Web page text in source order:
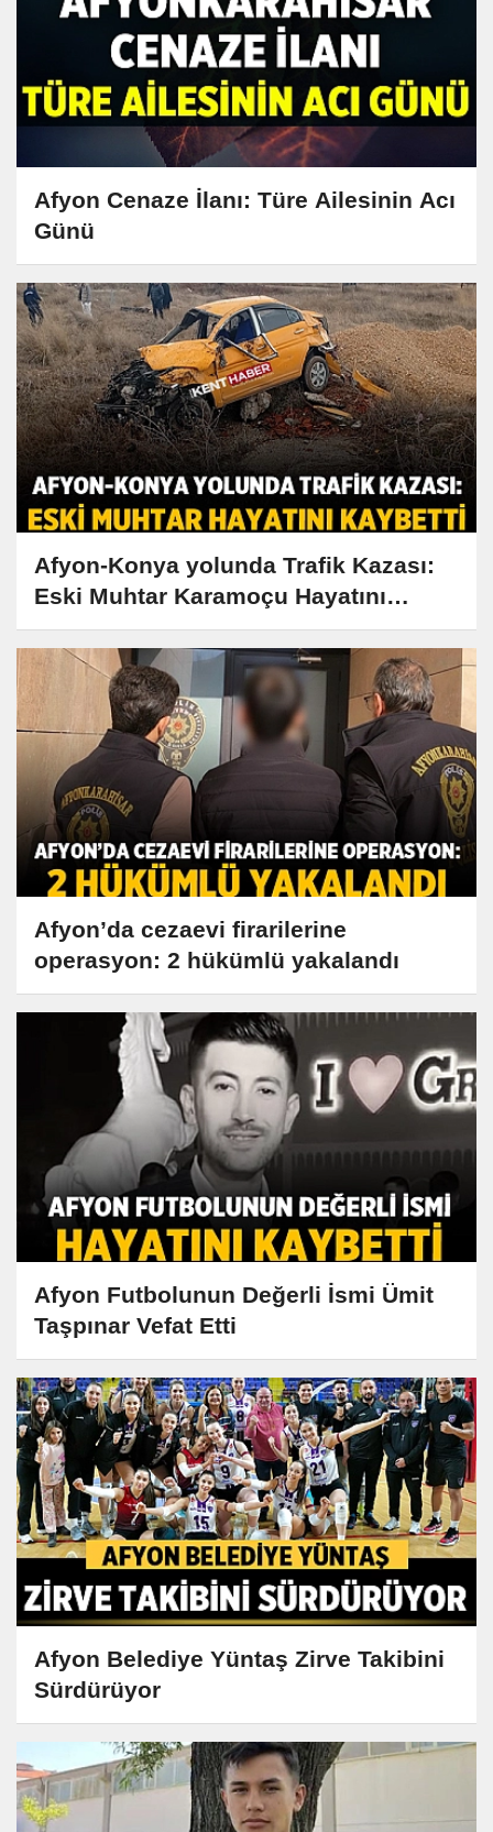
Afyon Cenaze İlanı: Türe Ailesinin Acı
Günü
Afyon-Konya yolunda Trafik Kazası:
Eski Muhtar Karamoçu Hayatını
Kaybetti
Afyon’da cezaevi firarilerine
operasyon: 2 hükümlü yakalandı
Afyon Futbolunun Değerli İsmi Ümit
Taşpınar Vefat Etti
Afyon Belediye Yüntaş Zirve Takibini
Sürdürüyor